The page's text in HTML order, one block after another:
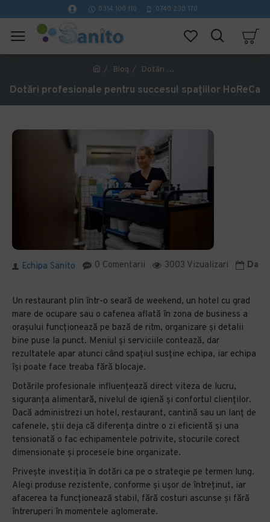
0314 100 110 0740 230 170
Blog Dotări profesionale pentru succesul spațiilor HoReCa
Dotări profesionale pentru succesul spațiilor HoReCa
Echipa Sanito 0 Comentarii 3003 Vizualizari
Un restaurant plin într-o seară de weekend, un hotel cu grad
mare de ocupare sau o cafenea aflată în zona de business a
orașului funcționează pe bază de ritm, organizare și detalii
bine puse la punct. Meniul și serviciile contează, dar
rezultatele apar atunci când spațiul susține echipa, iar echipa
își poate face treaba fără blocaje.
Dotările profesionale influențează direct viteza de lucru,
siguranța alimentară, nivelul de igienă și confortul clienților.
Dacă administrezi un hotel, restaurant, cantină sau un lanț de
cafenele, știi deja că diferența dintre o zi eficientă și una
tensionată o fac echipamentele potrivite, stocurile corect
dimensionate și procesele bine organizate.
Privește investiția în dotări ca pe o strategie pe termen lung.
Alegi produse rezistente, conforme și ușor de întreținut, iar
afacerea ta funcționează stabil, fără costuri ascunse și fără
întreruperi în momentele aglomerate.